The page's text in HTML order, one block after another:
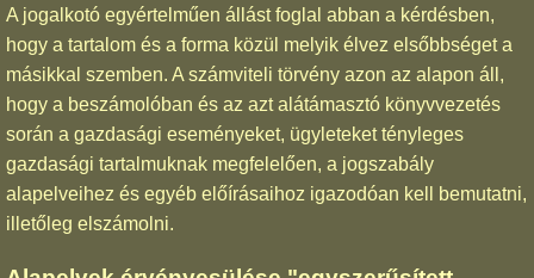
A jogalkotó egyértelműen állást foglal abban a kérdésben,
hogy a tartalom és a forma közül melyik élvez elsőbbséget a
másikkal szemben. A számviteli törvény azon az alapon áll,
hogy a beszámolóban és az azt alátámasztó könyvvezetés
során a gazdasági eseményeket, ügyleteket tényleges
gazdasági tartalmuknak megfelelően, a jogszabály
alapelveihez és egyéb előírásaihoz igazodóan kell bemutatni,
illetőleg elszámolni.